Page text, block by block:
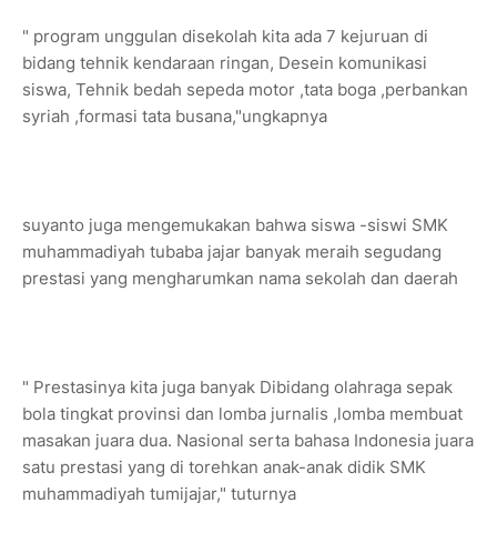
" program unggulan disekolah kita ada 7 kejuruan di
bidang tehnik kendaraan ringan, Desein komunikasi
siswa, Tehnik bedah sepeda motor ,tata boga ,perbankan
syriah ,formasi tata busana,"ungkapnya
suyanto juga mengemukakan bahwa siswa -siswi SMK
muhammadiyah tubaba jajar banyak meraih segudang
prestasi yang mengharumkan nama sekolah dan daerah
" Prestasinya kita juga banyak Dibidang olahraga sepak
bola tingkat provinsi dan lomba jurnalis ,lomba membuat
masakan juara dua. Nasional serta bahasa Indonesia juara
satu prestasi yang di torehkan anak-anak didik SMK
muhammadiyah tumijajar," tuturnya